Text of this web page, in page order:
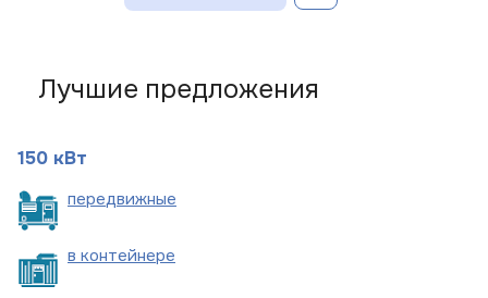
Лучшие предложения
150 кВт
передвижные
в контейнере